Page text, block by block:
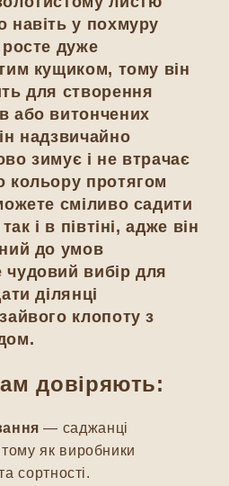
навіть у похмуру
дуже
кущиком, тому він
для створення
або витончених
надзвичайно
зимує і не втрачає
кольору протягом
сміливо садити
і в півтіні, адже він
до умов
вибір для
ділянці
клопоту з
довіряють:
— саджанці
як виробники
сортності.